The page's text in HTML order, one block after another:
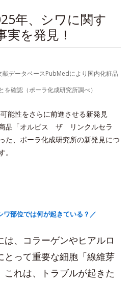
年、シワに関す
を発見！
データベースPubMedにより国内化粧品
確認（ポーラ化成研究所調べ）
能性をさらに前進させる新発見
品「オルビス ザ リンクルセラ
た、ポーラ化成研究所の新発見につ
ワ部位では何が起きている？／
、コラーゲンやヒアルロ
とって重要な細胞「線維芽
れは、トラブルが起きた